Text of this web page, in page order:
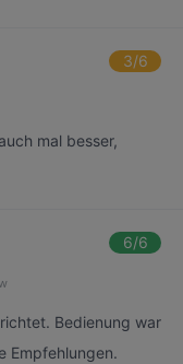
3/6
mal besser,
6/6
Bedienung war
Empfehlungen.